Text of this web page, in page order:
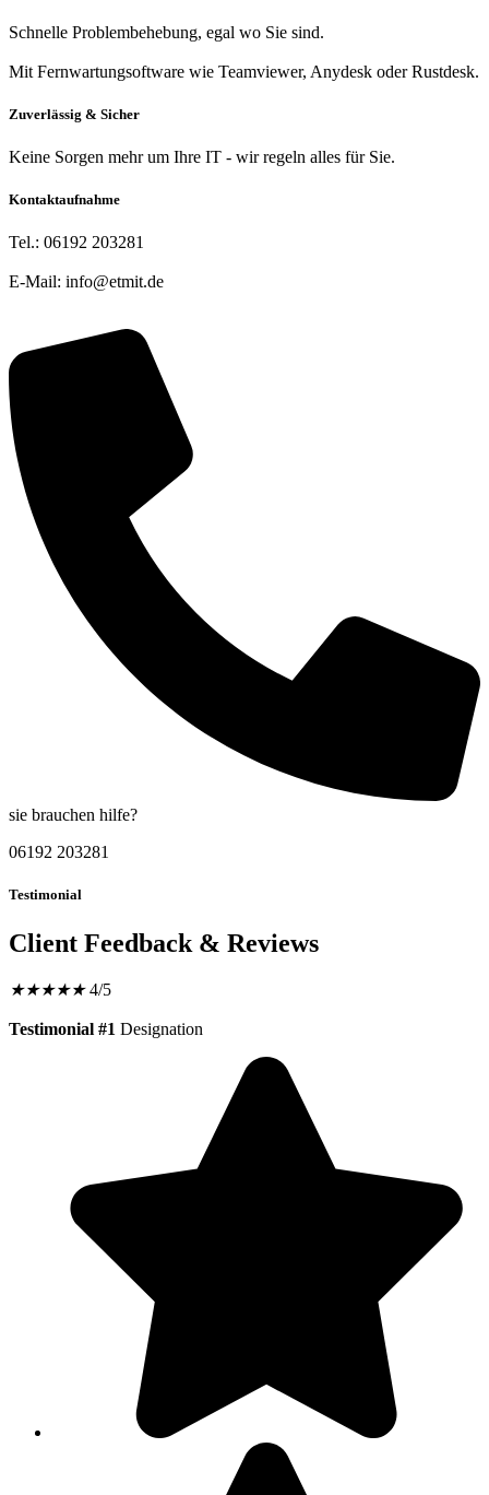
Schnelle Problembehebung, egal wo Sie sind.
Mit Fernwartungsoftware wie Teamviewer, Anydesk oder Rustdesk.
Zuverlässig & Sicher
Keine Sorgen mehr um Ihre IT - wir regeln alles für Sie.
Kontaktaufnahme
Tel.: 06192 203281
E-Mail: info@etmit.de
sie brauchen hilfe?
06192 203281
Testimonial
Client Feedback & Reviews
★★★★★ 4/5
Testimonial #1 Designation